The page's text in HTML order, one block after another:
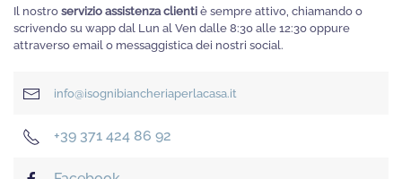
Il nostro servizio assistenza clienti è sempre attivo, chiamando o
scrivendo su wapp dal Lun al Ven dalle 8:30 alle 12:30 oppure
attraverso email o messaggistica dei nostri social.
info@isognibiancheriaperlacasa.it
+39 371 424 86 92